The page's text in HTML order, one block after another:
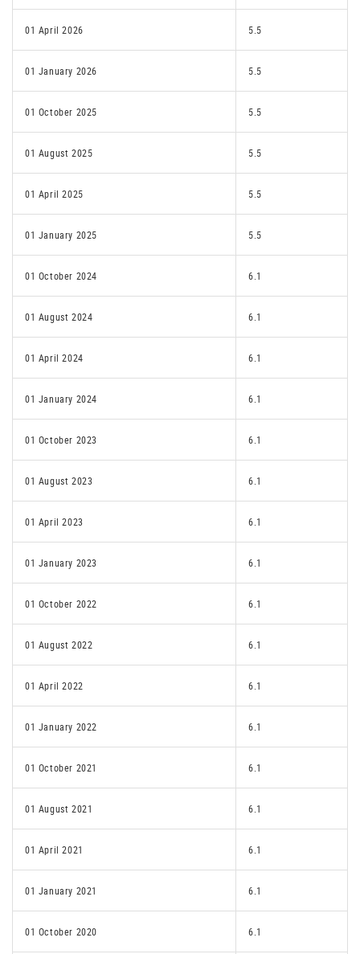
01 April 2026 5.5
01 January 2026 5.5
01 October 2025 5.5
01 August 2025 5.5
01 April 2025 5.5
01 January 2025 5.5
01 October 2024 6.1
01 August 2024 6.1
01 April 2024 6.1
01 January 2024 6.1
01 October 2023 6.1
01 August 2023 6.1
01 April 2023 6.1
01 January 2023 6.1
01 October 2022 6.1
01 August 2022 6.1
01 April 2022 6.1
01 January 2022 6.1
01 October 2021 6.1
01 August 2021 6.1
01 April 2021 6.1
01 January 2021 6.1
01 October 2020 6.1